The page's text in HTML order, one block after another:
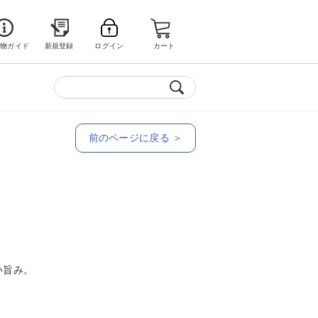
ガイド 新規登録 ログイン カート
前のページに戻る ＞
み。